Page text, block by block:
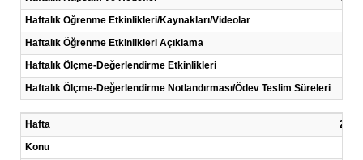
Haftalık Öğrenme Etkinlikleri/Kaynakları/Videolar
Haftalık Öğrenme Etkinlikleri Açıklama
Haftalık Ölçme-Değerlendirme Etkinlikleri
Haftalık Ölçme-Değerlendirme Notlandırması/Ödev Teslim Süreleri
Hafta
2
Konu